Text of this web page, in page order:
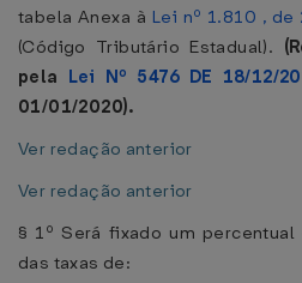
tabela Anexa à Lei nº 1.810 ,
(Código Tributário Estadual).
pela Lei Nº 5476 DE 18/12/
01/01/2020).
Ver redação anterior
Ver redação anterior
§ 1º Será fixado um
das taxas de: